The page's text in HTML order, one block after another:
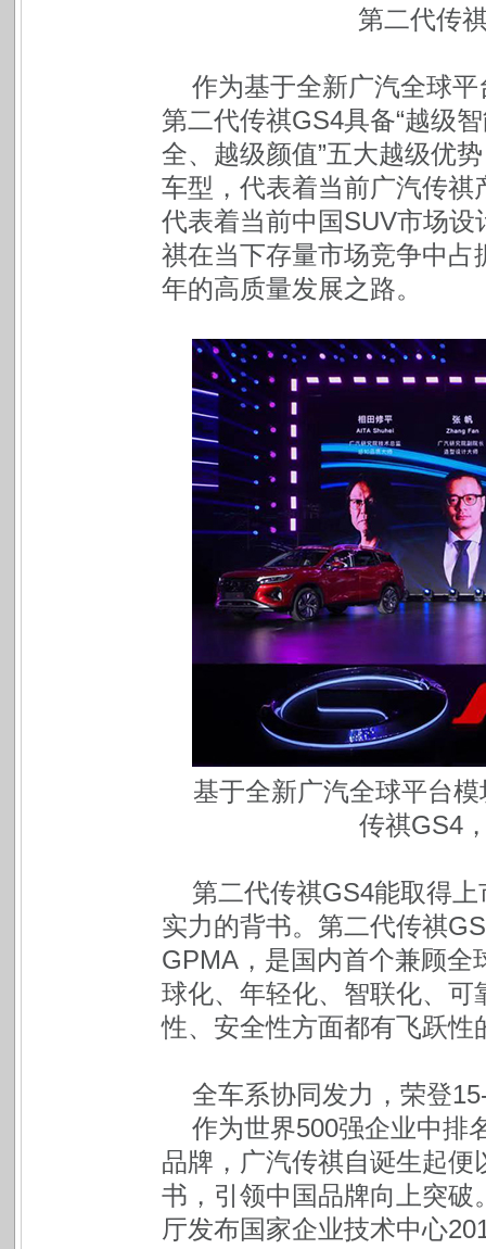
第二代传
作为基于全新广汽全球
第二代传祺GS4具备“越级
全、越级颜值”五大越级优
车型，代表着当前广汽传
代表着当前中国SUV市场
祺在当下存量市场竞争中
年的高质量发展之路。
基于全新广汽全球平台
传祺GS4
第二代传祺GS4能取得
实力的背书。第二代传祺
GPMA，是国内首个兼顾全
球化、年轻化、智联化、
性、安全性方面都有飞跃性
全车系协同发力，荣登
作为世界500强企业中排
品牌，广汽传祺自诞生起
书，引领中国品牌向上突
厅发布国家企业技术中心